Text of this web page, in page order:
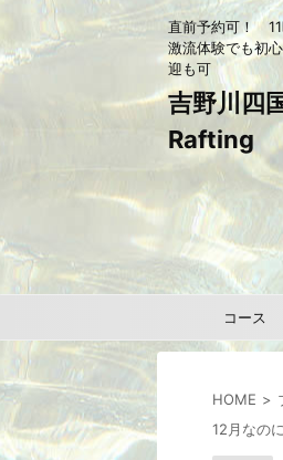
直前予約可！ 11
激流体験でも初
迎も可
吉野川四
Rafting
コース
HOME
12月なの